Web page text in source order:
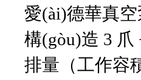
愛(ài)德華真
構(gòu)造 3 爪
排量（工作容